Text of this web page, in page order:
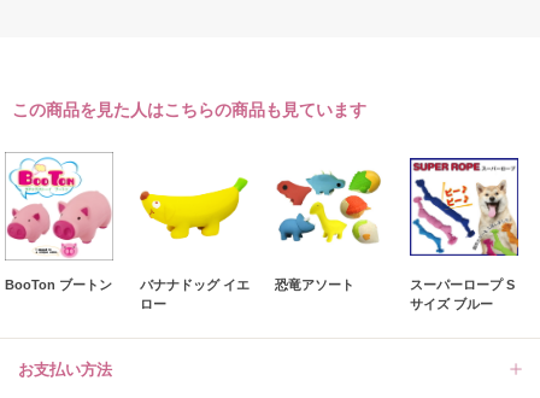
この商品を見た人はこちらの商品も見ています
BooTon ブートン
バナナドッグ イエ
ロー
恐竜アソート
スーパーロープ S
サイズ ブルー
お支払い方法